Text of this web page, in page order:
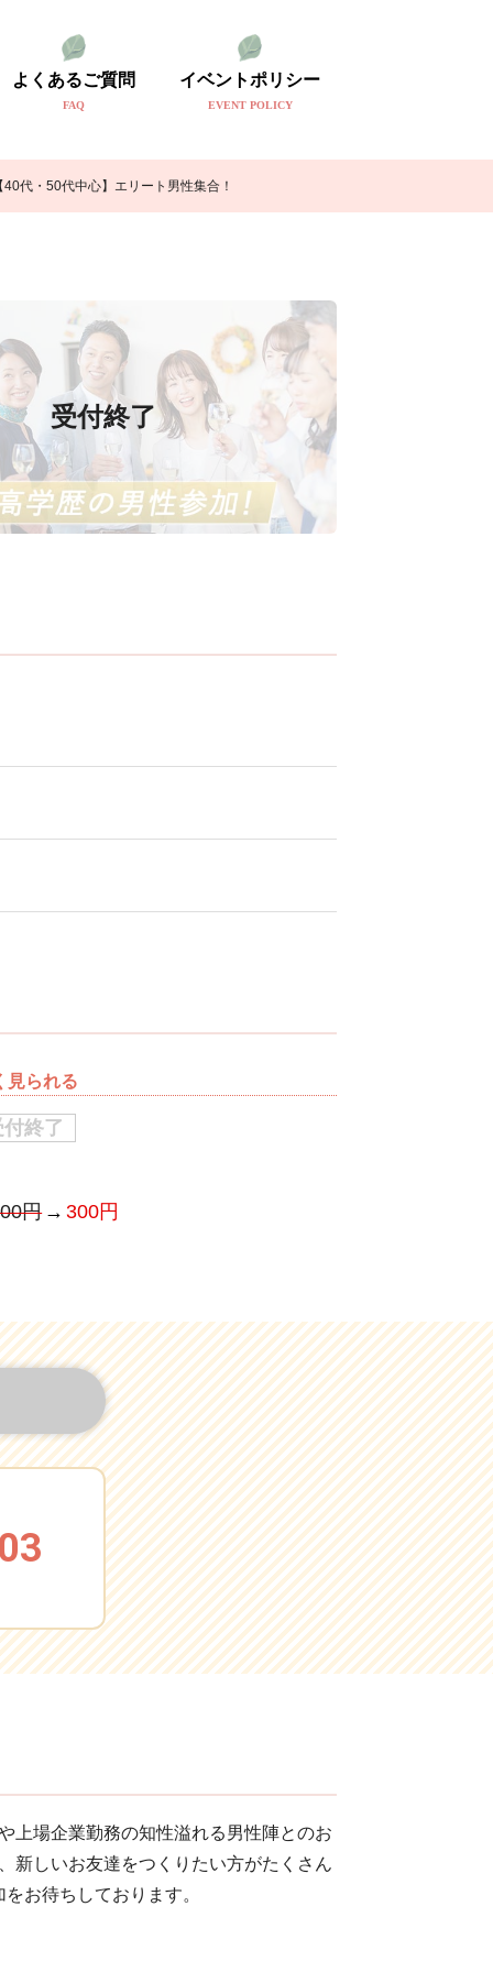
よくあるご質問
FAQ
イベントポリシー
EVENT POLICY
代・50代中心】エリート男性集合！
受付終了
見られる
付終了
円 300円
上場企業勤務の知性溢れる男性陣とのお
新しいお友達をつくりたい方がたくさん
お待ちしております。